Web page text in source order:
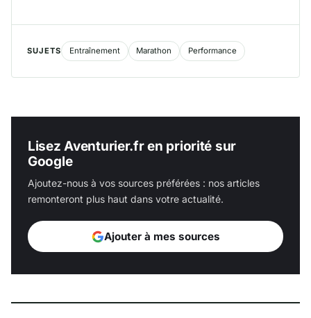
SUJETS Entraînement Marathon Performance
Lisez Aventurier.fr en priorité sur
Google
Ajoutez-nous à vos sources préférées : nos articles
remonteront plus haut dans votre actualité.
Ajouter à mes sources